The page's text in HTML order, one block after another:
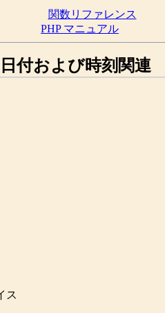
関数リファレンス
PHP マニュアル
日付および時刻関連
ス